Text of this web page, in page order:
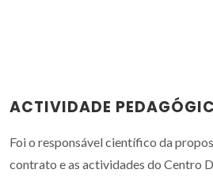
ACTIVIDADE
Foi o responsável científico da
contrato e as actividades do Centro